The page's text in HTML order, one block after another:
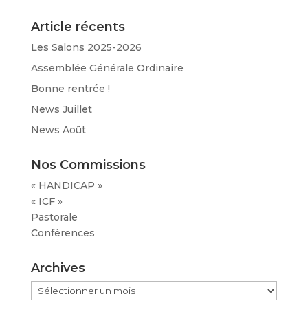
Article récents
Les Salons 2025-2026
Assemblée Générale Ordinaire
Bonne rentrée !
News Juillet
News Août
Nos Commissions
« HANDICAP »
« ICF »
Pastorale
Conférences
Archives
Archives